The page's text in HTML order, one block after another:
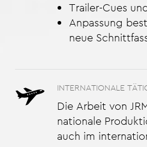
Trailer-Cues
Anpassung
neue
INTERNATIONALE
Die Arbeit von
nationale
auch im